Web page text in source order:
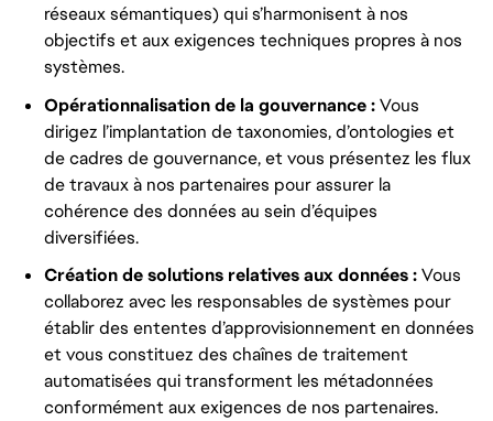
réseaux sémantiques) qui s’harmonisent à nos
objectifs et aux exigences techniques propres à nos
systèmes.
Opérationnalisation de la gouvernance :Vous
dirigez l’implantation de taxonomies, d’ontologies et
de cadres de gouvernance, et vous présentez les flux
de travaux à nos partenaires pour assurer la
cohérence des données au sein d’équipes
diversifiées.
Création de solutions relatives aux données :Vous
collaborez avec les responsables de systèmes pour
établir des ententes d’approvisionnement en données
et vous constituez des chaînes de traitement
automatisées qui transforment les métadonnées
conformément aux exigences de nos partenaires.